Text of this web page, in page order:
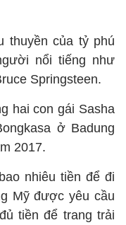
thuyền của tỷ phú
nổi tiếng như
Springsteen.
hai con gái Sasha
ở Badung
2017.
nhiêu tiền để đi
Mỹ được yêu cầu
tiền để trang trải